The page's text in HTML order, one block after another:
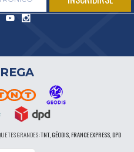
GRANDES:TNT, GÉODIS, FRANCE EXPRESS, DPD